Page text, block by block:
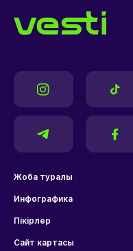
Жоба туралы
Инфографика
Пікірлер
Сайт картасы